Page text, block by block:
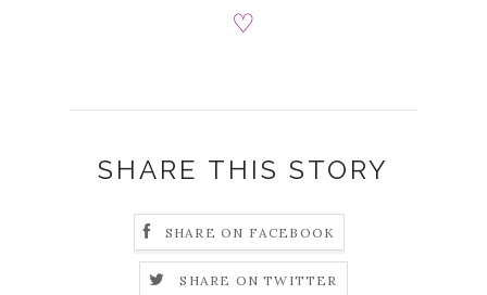
♡
SHARE THIS STORY
SHARE ON FACEBOOK
SHARE ON TWITTER